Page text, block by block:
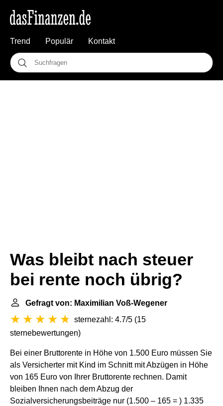
Trend Populär Kontakt
Was bleibt nach steuer
bei rente noch übrig?
Gefragt von: Maximilian Voß-Wegener
sternezahl: 4.7/5 (15
sternebewertungen)
Bei einer Bruttorente in Höhe von 1.500 Euro müssen Sie
als Versicherter mit Kind im Schnitt mit Abzügen in Höhe
von 165 Euro von Ihrer Bruttorente rechnen. Damit
bleiben Ihnen nach dem Abzug der
Sozialversicherungsbeiträge nur (1.500 – 165 = ) 1.335